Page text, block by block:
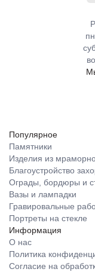
Популярное
Памятники
Изделия из
Благоустройство
Ограды, бордюры и
Вазы и лампадки
Гравировальные
Портреты на стекле
Информация
О нас
Политика
Согласие на